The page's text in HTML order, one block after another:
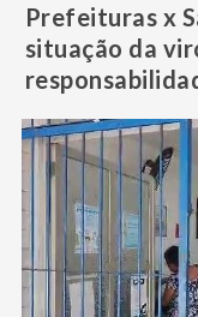
Prefeituras x
situação da